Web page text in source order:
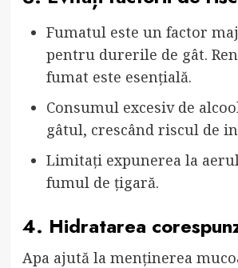
Fumatul este un factor
pentru durerile de gât.
fumat este esențială.
Consumul excesiv de
gâtul, crescând riscul de
Limitați expunerea la
fumul de țigară.
4. Hidratarea
Apa ajută la menținerea